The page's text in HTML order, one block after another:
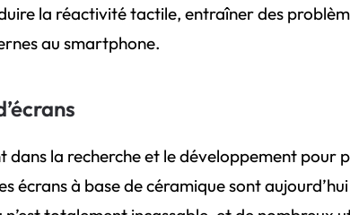
la réactivité tactile, entraîner des
au smartphone.
dans la recherche et le développement pour
écrans à base de céramique sont